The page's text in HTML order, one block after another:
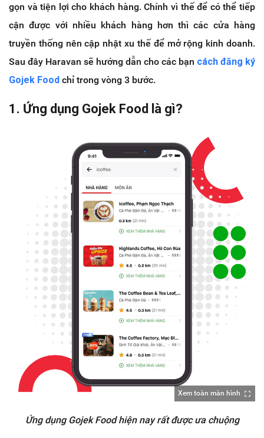
gọn và tiện lợi cho khách hàng. Chính vì thế để có thể tiếp
cận được với nhiều khách hàng hơn thì các cửa hàng
truyền thống nên cập nhật xu thế để mở rộng kinh doanh.
Sau đây Haravan sẽ hướng dẫn cho các bạn cách đăng ký
Gojek Food chỉ trong vòng 3 bước.
1. Ứng dụng Gojek Food là gì?
Xem toàn màn hình
Ứng dụng Gojek Food hiện nay rất được ưa chuộng